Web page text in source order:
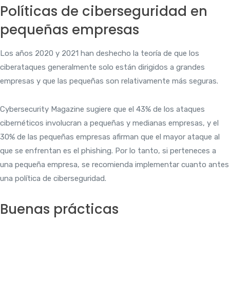
Políticas de ciberseguridad en
pequeñas empresas
Los años 2020 y 2021 han deshecho la teoría de que los
ciberataques generalmente solo están dirigidos a grandes
empresas y que las pequeñas son relativamente más seguras.
Cybersecurity Magazine sugiere que el 43% de los ataques
cibernéticos involucran a pequeñas y medianas empresas, y el
30% de las pequeñas empresas afirman que el mayor ataque al
que se enfrentan es el phishing. Por lo tanto, si perteneces a
una pequeña empresa, se recomienda implementar cuanto antes
una política de ciberseguridad.
Buenas prácticas